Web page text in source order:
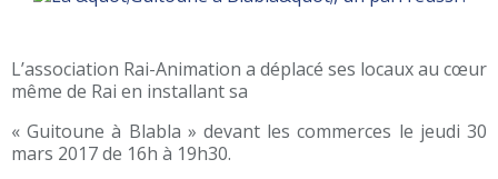
L’association Rai-Animation a déplacé ses locaux au cœur
même de Rai en installant sa
« Guitoune à Blabla » devant les commerces le jeudi 30
mars 2017 de 16h à 19h30.